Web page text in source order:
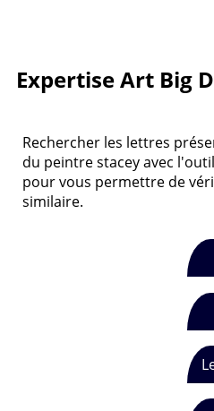
Expertise Art Big
Rechercher les lettres
du peintre stacey avec
pour vous permettre de
similaire.